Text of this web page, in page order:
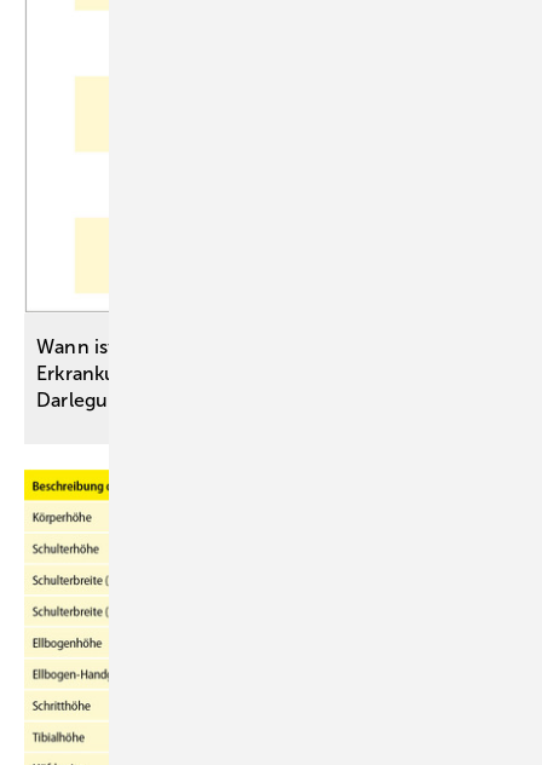
Wann ist eine nach einer Impfung auftretende
Erkrankung ein Impfschaden? – rechtliche
Darlegungen und medizinische